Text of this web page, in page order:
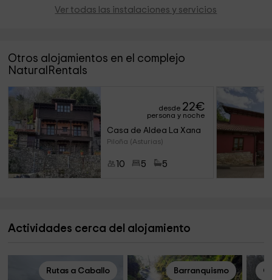
Ver todas las instalaciones y servicios
Otros alojamientos en el complejo
NaturalRentals
desde 22€
persona y noche
Casa de Aldea La Xana
Piloña (Asturias)
10 5 5
Actividades cerca del alojamiento
Rutas a Caballo Barranquismo